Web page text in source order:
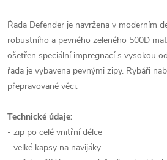
Řada Defender je navržena v moderním
robustního a pevného zeleného 500D
ošetřen speciální impregnací s vysokou
řada je vybavena pevnými zipy. Rybáři
přepravované věci.
Technické údaje:
- zip po celé vnitřní délce
- velké kapsy na navijáky